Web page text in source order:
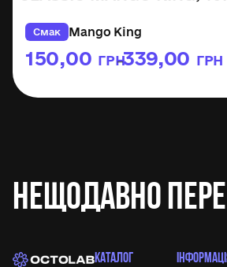
Смак Mango King
150,00 ГРН
–339,00 ГРН
Нещодавно
КАТАЛОГ